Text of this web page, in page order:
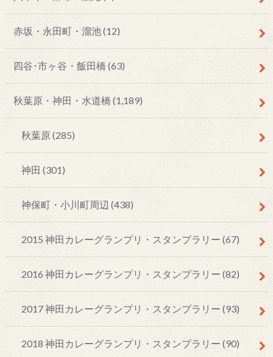
赤坂・永田町・溜池(12)
四谷･市ヶ谷・飯田橋 (63)
秋葉原・神田・水道橋 (1,189)
秋葉原 (285)
神田 (301)
神保町・小川町周辺 (438)
2015 神田カレーグランプリ・スタンプラリー (67)
2016 神田カレーグランプリ・スタンプラリー (82)
2017 神田カレーグランプリ・スタンプラリー (93)
2018 神田カレーグランプリ・スタンプラリー (90)